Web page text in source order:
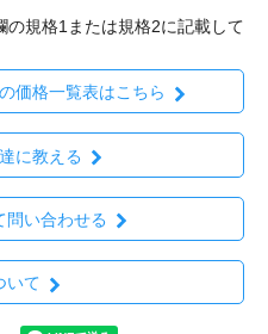
規格1または規格2に記載して
価格一覧表はこちら
に教える
問い合わせる
いて